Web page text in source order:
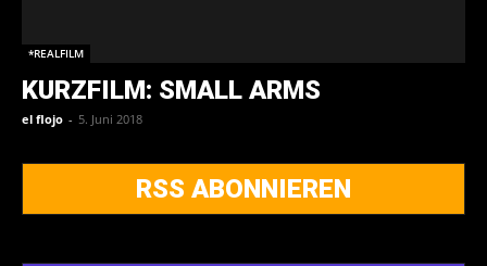
*REALFILM
KURZFILM: SMALL ARMS
el flojo - 5. Juni 2018
RSS ABONNIEREN